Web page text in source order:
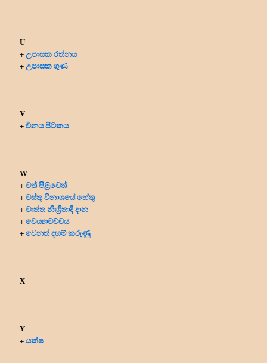
U
+උපාසක රත්නය
+උපාසක ගුණ
V
+විනය පිටකය
W
+වත් පිළිවෙත්
+වස්තු විනාශයේ හේතු
+වෘත්ත නිඃශ්‍රිතාදි දාන
+වෙය්‍යාවච්චය
+වෙනත් දහම් කරුණු
X
Y
+යක්ෂ